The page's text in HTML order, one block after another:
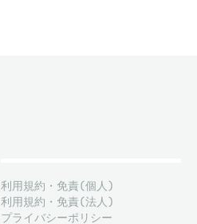
利用規約・免責(個人)
利用規約・免責(法人)
プライバシーポリシー